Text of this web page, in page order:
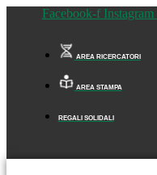
Facebook-f Instagram
AREA RICERCATORI
AREA STAMPA
REGALI SOLIDALI